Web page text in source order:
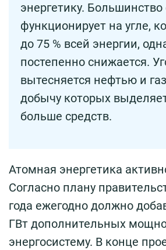
энергетику. Большинство
функционирует на угле,
до 75 % всей энергии,
постепенно снижается.
вытесняется нефтью и
добычу которых
больше средств.
Атомная энергетика
Согласно плану
года ежегодно должно
ГВт дополнительных
энергосистему. В конце